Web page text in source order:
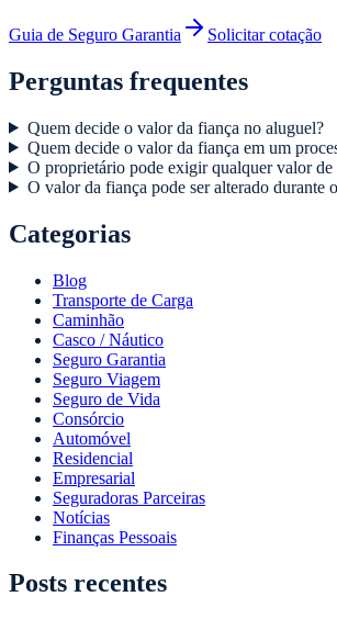
Guia de Seguro Garantia Solicitar cotação
Perguntas frequentes
Quem decide o valor da fiança no aluguel?
Quem decide o valor da fiança em um
O proprietário pode exigir qualquer valor de
O valor da fiança pode ser alterado durante
Categorias
Blog
Transporte de Carga
Caminhão
Casco / Náutico
Seguro Garantia
Seguro Viagem
Seguro de Vida
Consórcio
Automóvel
Residencial
Empresarial
Seguradoras Parceiras
Notícias
Finanças Pessoais
Posts recentes